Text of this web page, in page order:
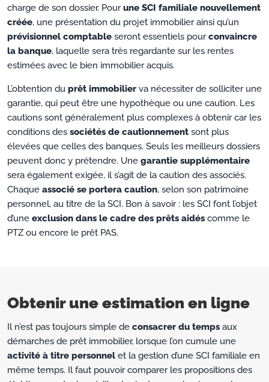
charge de son dossier. Pourune SCI familiale nouvellement
créée, une présentation du projet immobilier ainsi qu’un
prévisionnel comptable seront essentiels pourconvaincre
la banque, laquelle sera très regardante sur les rentes
estimées avec le bien immobilier acquis.
L’obtention du prêt immobilier va nécessiter de solliciter une
garantie, qui peut être une hypothèque ou une caution. Les
cautions sont généralement plus complexes à obtenir car les
conditions des sociétés de cautionnement sont plus
élevées que celles des banques. Seuls les meilleurs dossiers
peuvent donc y prétendre. Une garantie supplémentaire
sera également exigée, il s’agit de la caution des associés.
Chaque associé se portera caution, selon son patrimoine
personnel, au titre de la SCI. Bon à savoir : les SCI font l’objet
d’une exclusion dans le cadre des prêts aidés comme le
PTZ ou encore le prêt PAS.
Obtenir une estimation en ligne
Il n’est pas toujours simple de consacrer du temps aux
démarches de prêt immobilier, lorsque l’on cumule une
activité à titre personnel et la gestion d’une SCI familiale en
même temps. Il faut pouvoir comparer les propositions des